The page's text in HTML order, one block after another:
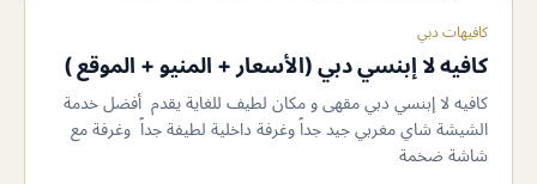
كافيهات دبي
كافيه لا إبنسي دبي (الأسعار + المنيو + الموقع )
كافيه لا إبنسي دبي مقهى و مكان لطيف للغاية يقدم أفضل خدمة
الشيشة شاي مغربي جيد جداً وغرفة داخلية لطيفة جداً وغرفة مع
شاشة ضخمة